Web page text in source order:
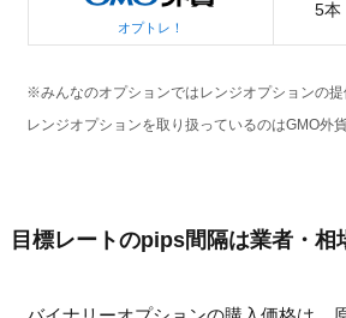
オプトレ！
5本
※みんなのオプションではレンジオプションの
レンジオプションを取り扱っているのはGMO外
目標レートのpips間隔は業者・相